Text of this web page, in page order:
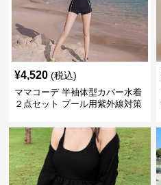
¥4,520 (税込)
ママコーデ 半袖体型カバー水着
２点セット プール用紫外線対策